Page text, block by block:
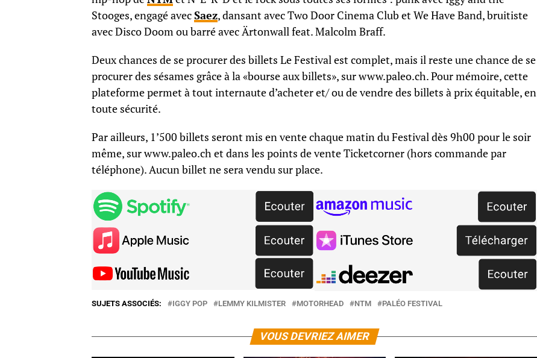
Stooges, engagé avecSaez, dansant avec Two Door Cinema Club et We Have Band, bruitiste
avec Disco Doom ou barré avec Ärtonwall feat. Malcolm Braff.
Deux chances de se procurer des billets Le Festival est complet, mais il reste une chance de se
procurer des sésames grâce à la «bourse aux billets», sur www.paleo.ch. Pour mémoire, cette
plateforme permet à tout internaute d’acheter et/ ou de vendre des billets à prix équitable, en
toute sécurité.
Par ailleurs, 1’500 billets seront mis en vente chaque matin du Festival dès 9h00 pour le soir
même, sur www.paleo.ch et dans les points de vente Ticketcorner (hors commande par
téléphone). Aucun billet ne sera vendu sur place.
SUJETS ASSOCIÉS: IGGY POP LEMMY KILMISTER MOTORHEAD NTM PALÉO FESTIVAL
VOUS DEVRIEZ AIMER